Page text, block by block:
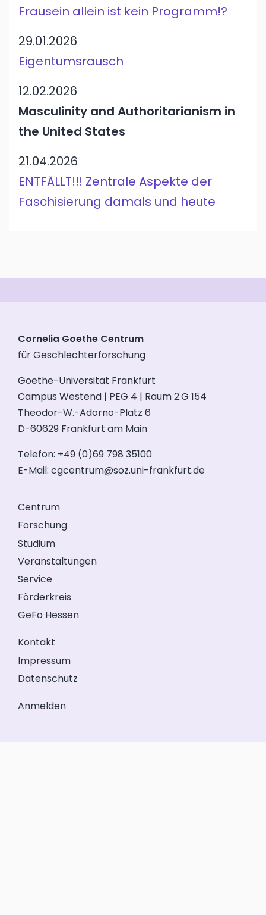
Frausein allein ist kein Programm!?
29.01.2026
Eigentumsrausch
12.02.2026
Masculinity and Authoritarianism in
the United States
21.04.2026
ENTFÄLLT!!! Zentrale Aspekte der
Faschisierung damals und heute
Cornelia Goethe Centrum
für Geschlechterforschung
Goethe-Universität Frankfurt
Campus Westend | PEG 4 | Raum 2.G 154
Theodor-W.-Adorno-Platz 6
D-60629 Frankfurt am Main
Telefon: +49 (0)69 798 35100
E-Mail: cgcentrum@soz.uni-frankfurt.de
Centrum
Forschung
Studium
Veranstaltungen
Service
Förderkreis
GeFo Hessen
Kontakt
Impressum
Datenschutz
Anmelden